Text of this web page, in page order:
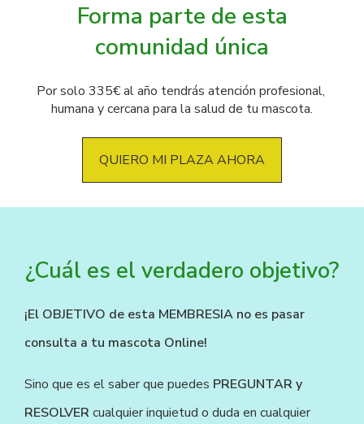
Forma parte de esta
comunidad única
Por solo 335€ al año tendrás atención profesional,
humana y cercana para la salud de tu mascota.
QUIERO MI PLAZA AHORA
¿Cuál es el verdadero objetivo?
¡El OBJETIVO de esta MEMBRESIA no es pasar
consulta a tu mascota Online!
Sino que es el saber que puedes PREGUNTAR y
RESOLVER cualquier inquietud o duda en cualquier